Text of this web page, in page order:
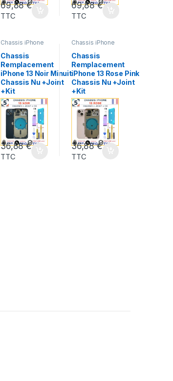
69,88€
TTC
69,88€
TTC
Chassis iPhone
Chassis iPhone
IPHONE 13
Marques,Pieces
Portable
Chassis
Remplacement
iPhone 13 Noir Minuit
Chassis Nu +Joint
+Kit
36,88€
TTC
Chassis iPhone
Chassis iPhone
IPHONE 13
Marques,Pieces
Portable
Chassis
Remplacement
iPhone 13 Rose Pink
Chassis Nu +Joint
+Kit
36,88€
TTC